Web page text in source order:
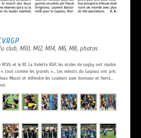
club, M10, M12, M14, M6, M8, photos
et le RC La Valette RGP, les écoles de rugby ont réalisé
« tout comme les grands »… Les minots du Gapeau ont pris
Murat et défendre les couleurs avec honneur et fierté…